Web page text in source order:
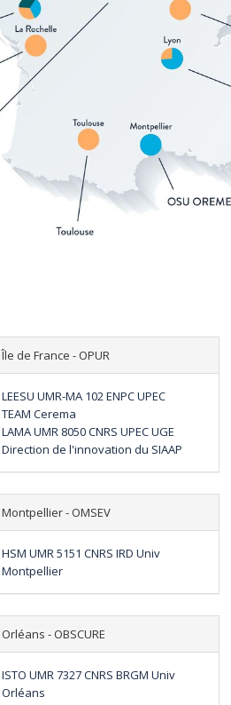
Île de France - OPUR
LEESU UMR-MA 102 ENPC UPEC
TEAM Cerema
LAMA UMR 8050 CNRS UPEC UGE
Direction de l'innovation du SIAAP
Montpellier - OMSEV
HSM UMR 5151 CNRS IRD Univ
Montpellier
Orléans - OBSCURE
ISTO UMR 7327 CNRS BRGM Univ
Orléans